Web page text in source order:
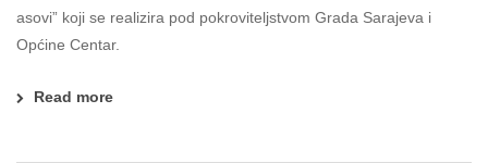
asovi” koji se realizira pod pokroviteljstvom Grada Sarajeva i
Općine Centar.
Read more